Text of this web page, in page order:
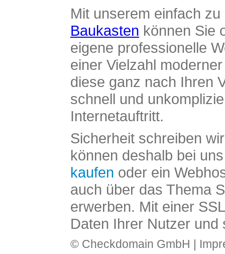
Mit unserem einfach
Baukasten können Sie
eigene professionelle
einer Vielzahl
diese ganz nach Ihren
schnell und
Internetauftritt.
Sicherheit schreiben
können deshalb bei
kaufen oder ein
auch über das Thema
erwerben. Mit einer
Daten Ihrer Nutzer und
© Checkdomain GmbH |